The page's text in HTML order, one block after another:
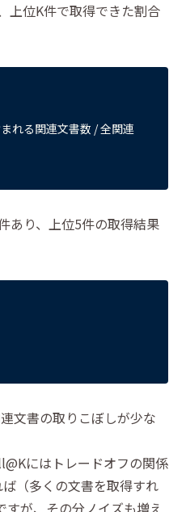
上位K件で取得できた割合
れる関連文書数 / 全関連
あり、上位5件の取得結果
文書の取りこぼしが少な
にはトレードオフの関係
（多くの文書を取得すれ
が、その分ノイズも増え